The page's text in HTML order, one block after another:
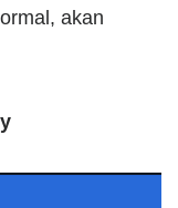
akan